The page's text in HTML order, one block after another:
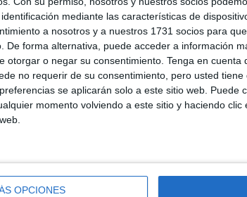
mediante las características de
a nosotros y a nuestros 1731 socios para
De forma alternativa, puede acceder a información
otorgar o negar su consentimiento. Tenga en cuenta
no requerir de su consentimiento, pero usted
se aplicarán solo a este sitio web. Puede
momento volviendo a este sitio y haciendo
OPCIONES
segundo tanto de los visitantes, poniéndose
y cinco minutos más tarde (75’), Jota,
la red rival. En el minuto 79 el colegiado pitó
Breñé fue quien desde los once metros logró